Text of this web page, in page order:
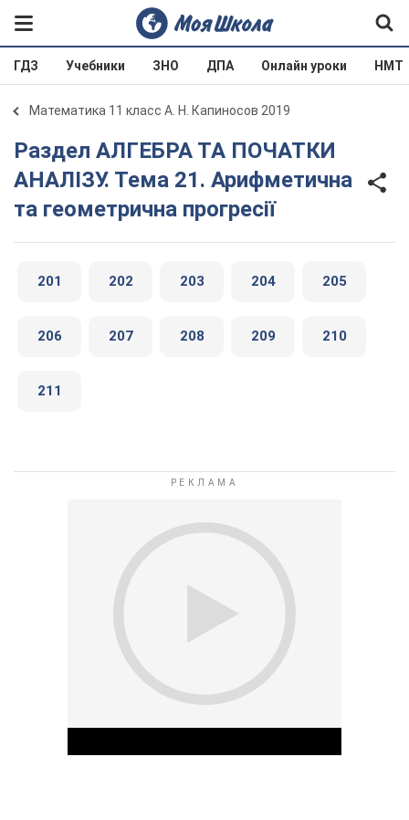
ГДЗ Учебники ЗНО ДПА Онлайн уроки НМТ
Математика 11 класс А. Н. Капиносов 2019
Раздел АЛГЕБРА ТА ПОЧАТКИ
АНАЛІЗУ. Тема 21. Арифметична
та геометрична прогресії
201 202 203 204 205
206 207 208 209 210
211